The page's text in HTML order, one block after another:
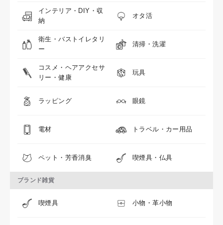
インテリア・DIY・収
納
オタ活
衛生・バストイレタリ
ー
清掃・洗濯
コスメ・ヘアアクセサ
リー・健康
玩具
ラッピング 眼鏡
電材 トラベル・カー用品
ペット・芳香消臭 喫煙具・仏具
ブランド雑貨
喫煙具 小物・革小物